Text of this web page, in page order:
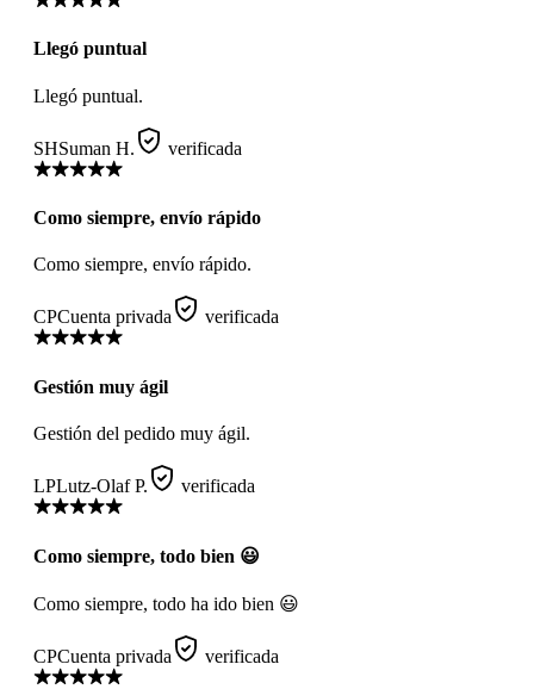
Llegó puntual
Llegó puntual.
SHSuman H. verificada
Como siempre, envío rápido
Como siempre, envío rápido.
CPCuenta privada verificada
Gestión muy ágil
Gestión del pedido muy ágil.
LPLutz-Olaf P. verificada
Como siempre, todo bien 😃
Como siempre, todo ha ido bien 😃
CPCuenta privada verificada